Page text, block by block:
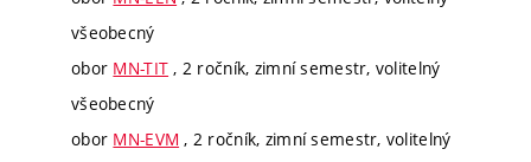
všeobecný
obor MN-TIT , 2 ročník, zimní semestr, volitelný
všeobecný
obor MN-EVM , 2 ročník, zimní semestr, volitelný